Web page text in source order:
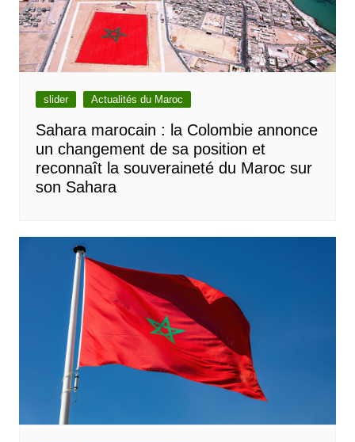
slider Actualités du Maroc
Sahara marocain : la Colombie annonce
un changement de sa position et
reconnaît la souveraineté du Maroc sur
son Sahara